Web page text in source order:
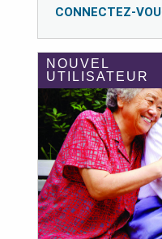
CONNECTEZ-
NOUVEL
UTILISATEUR